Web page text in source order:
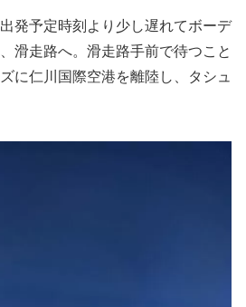
発予定時刻より少し遅れてボーデ
滑走路へ。滑走路手前で待つこと
に仁川国際空港を離陸し、タシュ